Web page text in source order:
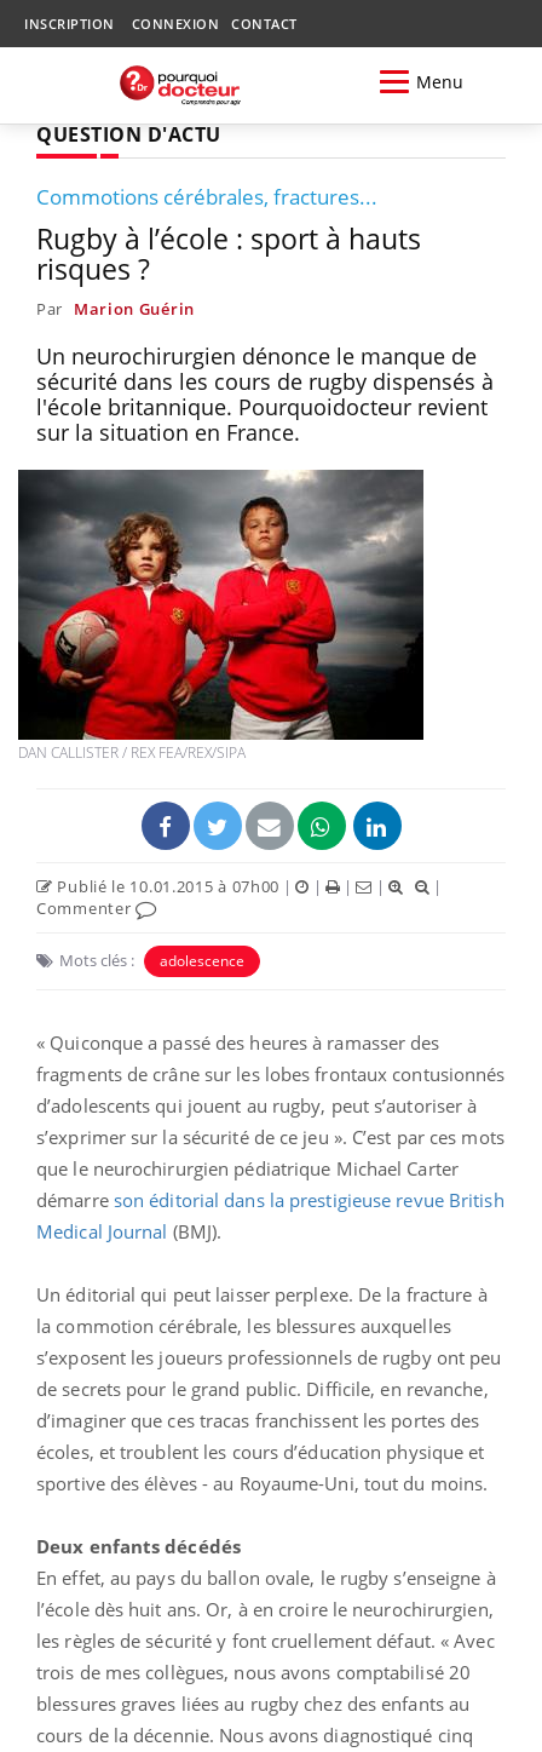
INSCRIPTION CONNEXION CONTACT
Menu
QUESTION D'ACTU
Commotions cérébrales, fractures...
Rugby à l’école : sport à hauts
risques ?
Par Marion Guérin
Un neurochirurgien dénonce le manque de
sécurité dans les cours de rugby dispensés à
l'école britannique. Pourquoidocteur revient
sur la situation en France.
DAN CALLISTER / REX FEA/REX/SIPA
Publié le 10.01.2015 à 07h00 | | | |
|
Commenter
Mots clés : adolescence
« Quiconque a passé des heures à ramasser des
fragments de crâne sur les lobes frontaux contusionnés
d’adolescents qui jouent au rugby, peut s’autoriser à
s’exprimer sur la sécurité de ce jeu ». C’est par ces mots
que le neurochirurgien pédiatrique Michael Carter
démarre son éditorial dans la prestigieuse revue British
Medical Journal (BMJ).
Un éditorial qui peut laisser perplexe. De la fracture à
la commotion cérébrale, les blessures auxquelles
s’exposent les joueurs professionnels de rugby ont peu
de secrets pour le grand public. Difficile, en revanche,
d’imaginer que ces tracas franchissent les portes des
écoles, et troublent les cours d’éducation physique et
sportive des élèves - au Royaume-Uni, tout du moins.
Deux enfants décédés
En effet, au pays du ballon ovale, le rugby s’enseigne à
l’école dès huit ans. Or, à en croire le neurochirurgien,
les règles de sécurité y font cruellement défaut. « Avec
trois de mes collègues, nous avons comptabilisé 20
blessures graves liées au rugby chez des enfants au
cours de la décennie. Nous avons diagnostiqué cinq